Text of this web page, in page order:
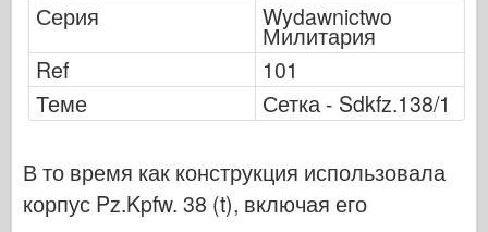
Хасэгава
Хеллер
ХоббиБос
Модели IBG
Италери
Легенда
Серия
Wydawnictwo
Милитария
Ref
101
Теме
Сетка - Sdkfz.138/1
В то время как конструкция использовала
корпус Pz.Kpfw. 38 (t), включая его